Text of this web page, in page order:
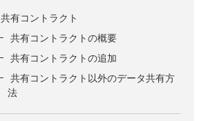
共有コントラクト
共有コントラクトの概要
共有コントラクトの追加
共有コントラクト以外のデータ共有方
法